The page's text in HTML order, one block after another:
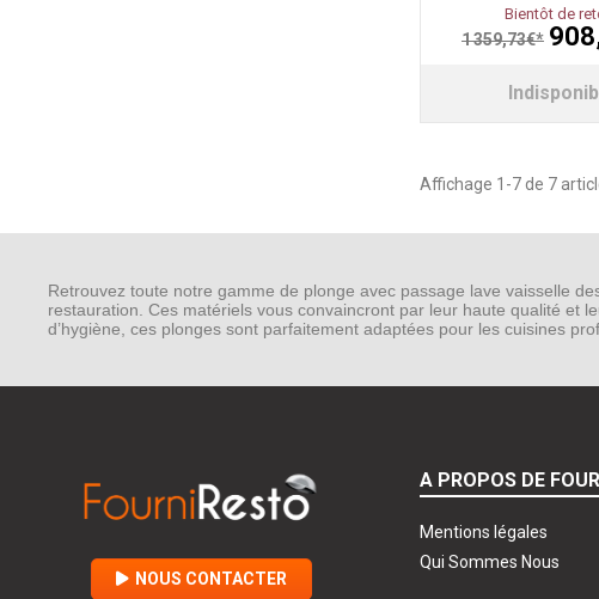
Bientôt de
1 359,73€*
Affichage 1-7 de 7
Retrouvez toute notre gamme de plonge avec passage lave vaisselle
restauration. Ces matériels vous convaincront par leur haute qualité et
d’hygiène, ces plonges sont parfaitement adaptées pour les cuisines
NOUS CONTACTER
A PROPOS DE
Mentions légales
Qui Sommes Nous